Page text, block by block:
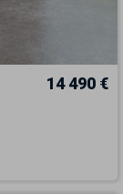
14 490 €